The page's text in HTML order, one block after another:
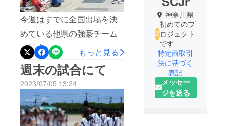
今週はすでに全国出場を決
めている他県の強豪チーム
と試合させて頂きました。
白熱した投手戦もあり、打
線がつながって初回から得
点を重ねる試合もあり、強
豪チームにも臆する事なく
挑んだ姿に成長を感じまし
もっと見る
週末の試合にて
2023/07/05 13:24
神奈川県
初めてのプ
ロジェクト
です
特定商取引
法に基づく
表記
メッセー
ジを送る